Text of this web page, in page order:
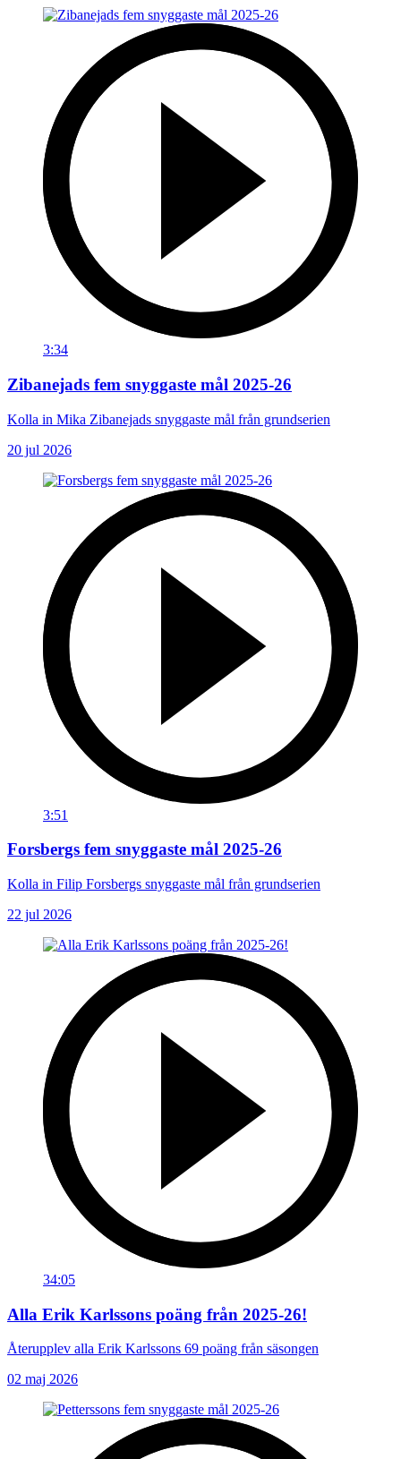
3:34
Zibanejads fem snyggaste mål 2025-26
Kolla in Mika Zibanejads snyggaste mål från grundserien
20 jul 2026
3:51
Forsbergs fem snyggaste mål 2025-26
Kolla in Filip Forsbergs snyggaste mål från grundserien
22 jul 2026
34:05
Alla Erik Karlssons poäng från 2025-26!
Återupplev alla Erik Karlssons 69 poäng från säsongen
02 maj 2026